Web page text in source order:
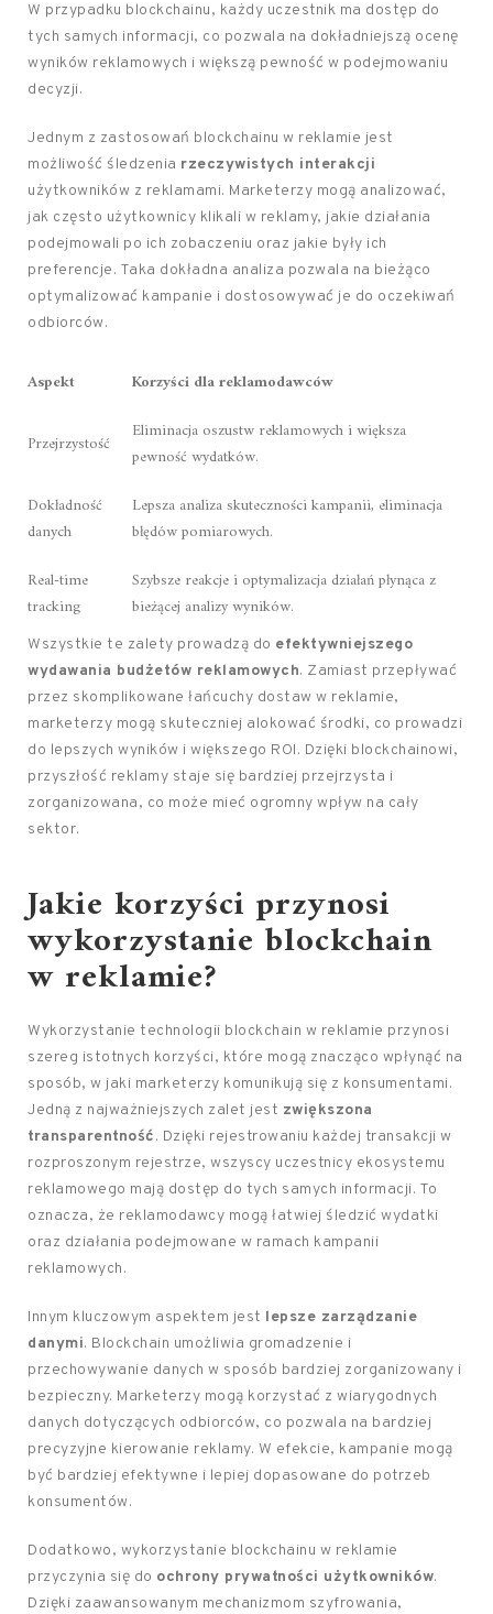
W przypadku blockchainu, każdy uczestnik ma dostęp do
tych samych informacji, co pozwala na dokładniejszą ocenę
wyników reklamowych i większą pewność w podejmowaniu
decyzji.
Jednym z zastosowań blockchainu w reklamie jest
możliwość śledzenia rzeczywistych interakcji
użytkowników z reklamami. Marketerzy mogą analizować,
jak często użytkownicy klikali w reklamy, jakie działania
podejmowali po ich zobaczeniu oraz jakie były ich
preferencje. Taka dokładna analiza pozwala na bieżąco
optymalizować kampanie i dostosowywać je do oczekiwań
odbiorców.
Aspekt Korzyści dla reklamodawców
Przejrzystość
Eliminacja oszustw reklamowych i większa
pewność wydatków.
Dokładność
danych
Lepsza analiza skuteczności kampanii, eliminacja
błędów pomiarowych.
Real-time
tracking
Szybsze reakcje i optymalizacja działań płynąca z
bieżącej analizy wyników.
Wszystkie te zalety prowadzą do efektywniejszego
wydawania budżetów reklamowych. Zamiast przepływać
przez skomplikowane łańcuchy dostaw w reklamie,
marketerzy mogą skuteczniej alokować środki, co prowadzi
do lepszych wyników i większego ROI. Dzięki blockchainowi,
przyszłość reklamy staje się bardziej przejrzysta i
zorganizowana, co może mieć ogromny wpływ na cały
sektor.
Jakie korzyści przynosi
wykorzystanie blockchain
w reklamie?
Wykorzystanie technologii blockchain w reklamie przynosi
szereg istotnych korzyści, które mogą znacząco wpłynąć na
sposób, w jaki marketerzy komunikują się z konsumentami.
Jedną z najważniejszych zalet jest zwiększona
transparentność. Dzięki rejestrowaniu każdej transakcji w
rozproszonym rejestrze, wszyscy uczestnicy ekosystemu
reklamowego mają dostęp do tych samych informacji. To
oznacza, że reklamodawcy mogą łatwiej śledzić wydatki
oraz działania podejmowane w ramach kampanii
reklamowych.
Innym kluczowym aspektem jest lepsze zarządzanie
danymi. Blockchain umożliwia gromadzenie i
przechowywanie danych w sposób bardziej zorganizowany i
bezpieczny. Marketerzy mogą korzystać z wiarygodnych
danych dotyczących odbiorców, co pozwala na bardziej
precyzyjne kierowanie reklamy. W efekcie, kampanie mogą
być bardziej efektywne i lepiej dopasowane do potrzeb
konsumentów.
Dodatkowo, wykorzystanie blockchainu w reklamie
przyczynia się do ochrony prywatności użytkowników.
Dzięki zaawansowanym mechanizmom szyfrowania,